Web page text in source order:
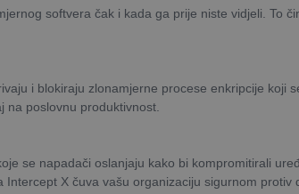
softvera čak i kada ga prije niste vidjeli. To
i blokiraju zlonamjerne procese enkripcije koji
na poslovnu produktivnost.
se napadači oslanjaju kako bi kompromitirali
X čuva vašu organizaciju sigurnom